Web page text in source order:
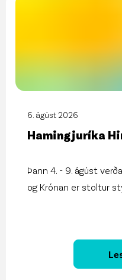
6. ágúst 2026
Hamingjuríka
Þann 4. - 9. ágúst
og Krónan er stoltur